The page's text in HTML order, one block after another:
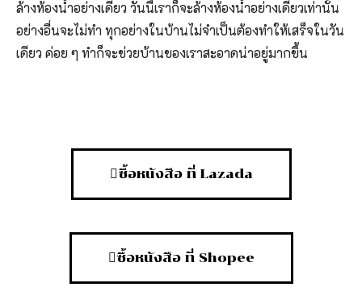
ล้างห้องน้ำอย่างเดียว วันนี้เราก็จะล้างห้องน้ำอย่างเดียวเท่านั้น
อย่างอื่นจะไม่ทำ ทุกอย่างในบ้านไม่จำเป็นต้องทำให้เสร็จในวัน
เดียว ค่อย ๆ ทำก็จะช่วยบ้านของเราสะอาดน่าอยู่มากขึ้น
ซื้อหนังสือ ที่ Lazada
ซื้อหนังสือ ที่ Shopee